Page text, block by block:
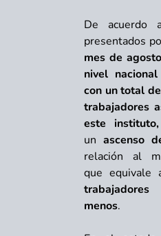
De acuerdo
presentados
mes de
nivel
con un total
trabajadores
este instituto,
un ascenso
relación al
que equivale
trabajadores
menos.